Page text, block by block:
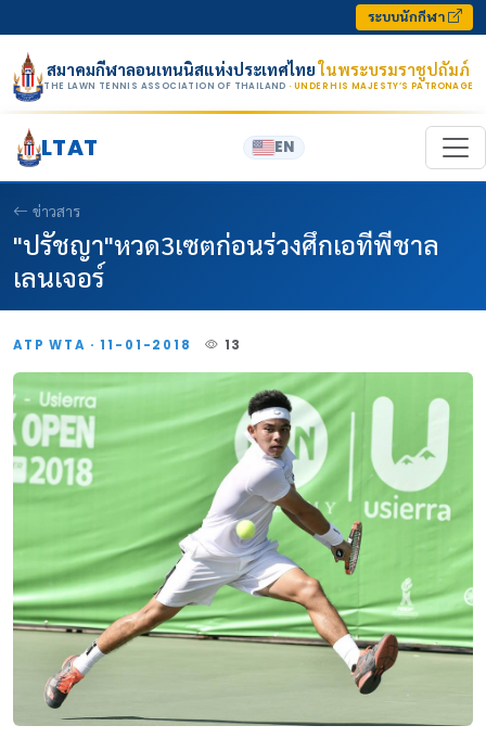
ระบบนักกีฬา
สมาคมกีฬาลอนเทนนิสแห่งประเทศไทยในพระบรมราชูปถัมภ์
THE LAWN TENNIS ASSOCIATION OF THAILAND · UNDER HIS MAJESTY’S PATRONAGE
LTAT EN
ข่าวสาร
"ปรัชญา"หวด3เซตก่อนร่วงศึกเอทีพีชาล
เลนเจอร์
ATP WTA · 11-01-2018 13